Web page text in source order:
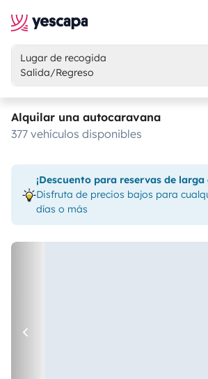
Lugar de recogida
Salida/Regreso
Alquilar una autocaravana
377 vehículos disponibles
¡Descuento para reservas de
Disfruta de precios bajos para
días o más